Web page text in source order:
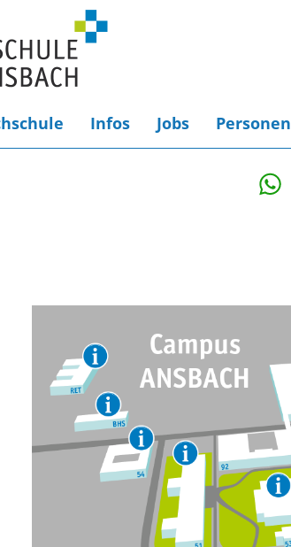
Infos Jobs Personen